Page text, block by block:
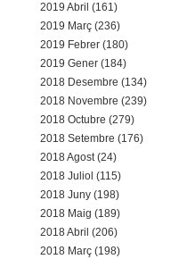
2019 Abril (161)
2019 Març (236)
2019 Febrer (180)
2019 Gener (184)
2018 Desembre (134)
2018 Novembre (239)
2018 Octubre (279)
2018 Setembre (176)
2018 Agost (24)
2018 Juliol (115)
2018 Juny (198)
2018 Maig (189)
2018 Abril (206)
2018 Març (198)